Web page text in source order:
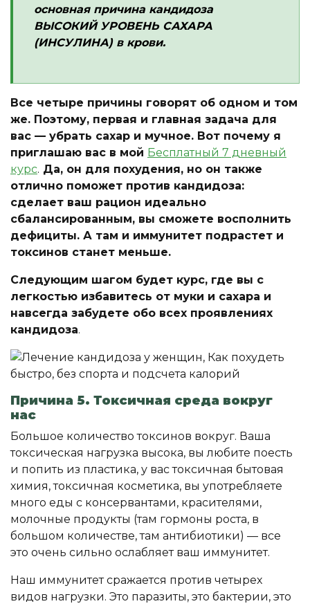
основная причина кандидоза
ВЫСОКИЙ УРОВЕНЬ САХАРА
(ИНСУЛИНА) в крови.
Все четыре причины говорят об одном и том
же. Поэтому, первая и главная задача для
вас — убрать сахар и мучное. Вот почему я
приглашаю вас в мой Бесплатный 7 дневный
курс. Да, он для похудения, но он также
отлично поможет против кандидоза:
сделает ваш рацион идеально
сбалансированным, вы сможете восполнить
дефициты. А там и иммунитет подрастет и
токсинов станет меньше.
Следующим шагом будет курс, где вы с
легкостью избавитесь от муки и сахара и
навсегда забудете обо всех проявлениях
кандидоза.
Причина 5. Токсичная среда вокруг
нас
Большое количество токсинов вокруг. Ваша
токсическая нагрузка высока, вы любите поесть
и попить из пластика, у вас токсичная бытовая
химия, токсичная косметика, вы употребляете
много еды с консервантами, красителями,
молочные продукты (там гормоны роста, в
большом количестве, там антибиотики) — все
это очень сильно ослабляет ваш иммунитет.
Наш иммунитет сражается против четырех
видов нагрузки. Это паразиты, это бактерии, это